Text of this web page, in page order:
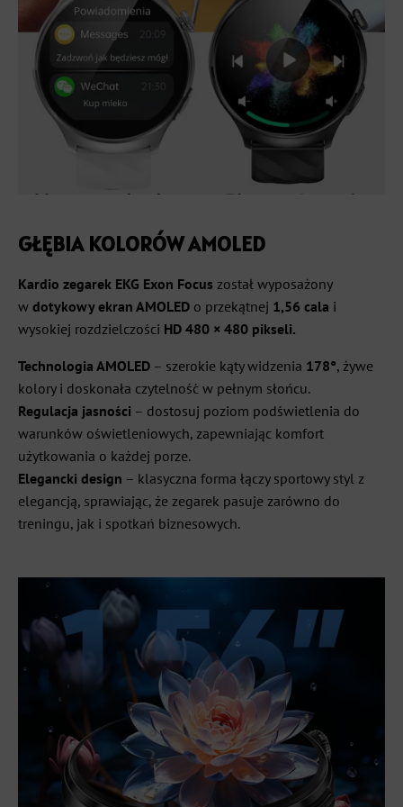
GŁĘBIA KOLORÓWAMOLED
Kardio zegarek EKG Exon Focus został wyposażony
w dotykowy ekran AMOLED o przekątnej 1,56 cala i
wysokiej rozdzielczości HD 480 × 480 pikseli.
Technologia AMOLED – szerokie kąty widzenia 178°, żywe
kolory i doskonała czytelność w pełnym słońcu.
Regulacja jasności – dostosuj poziom podświetlenia do
warunków oświetleniowych, zapewniając komfort
użytkowania o każdej porze.
Elegancki design – klasyczna forma łączy sportowy styl z
elegancją, sprawiając, że zegarek pasuje zarówno do
treningu, jak i spotkań biznesowych.